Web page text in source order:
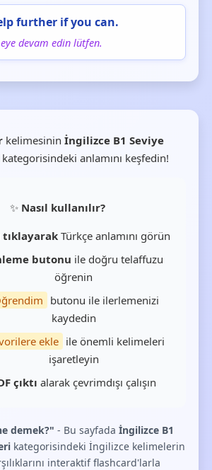
further if you can.
devam edin lütfen.
kelimesininİngilizce B1 Seviye
kategorisindeki anlamını keşfedin!
✨ Nasıl kullanılır?
tıklayarakTürkçe anlamını görün
butonu ile doğru telaffuzu
öğrenin
butonu ile ilerlemenizi
kaydedin
ekle ile önemli kelimeleri
işaretleyin
çıktı alarak çevrimdışı çalışın
demek?" - Bu sayfadaİngilizce B1
kategorisindeki İngilizce kelimelerin
interaktif flashcard'larla